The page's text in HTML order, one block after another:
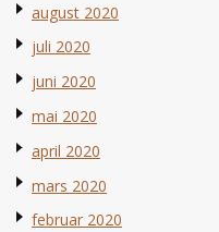
august 2020
juli 2020
juni 2020
mai 2020
april 2020
mars 2020
februar 2020